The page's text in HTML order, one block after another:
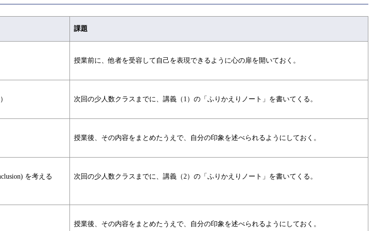
課題
授業前に、他者を受容して自己を表現できるように心の扉を開いておく。
次回の少人数クラスまでに、講義（1）の「ふりかえりノート」を書いてくる。
授業後、その内容をまとめたうえで、自分の印象を述べられるようにしておく。
を考える
次回の少人数クラスまでに、講義（2）の「ふりかえりノート」を書いてくる。
授業後、その内容をまとめたうえで、自分の印象を述べられるようにしておく。